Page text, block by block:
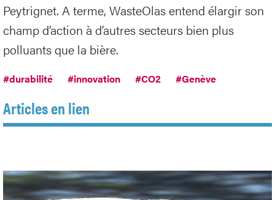
Peytrignet. A terme, WasteOlas entend élargir son
champ d’action à d’autres secteurs bien plus
polluants que la bière.
#durabilité #innovation #CO2 #Genève
Articles en lien